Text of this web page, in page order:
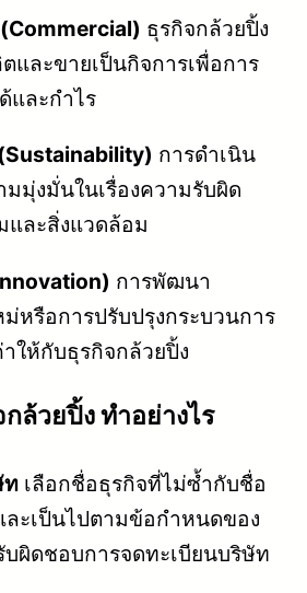
ธุรกิจกล้วยปิ้ง
และขายเป็นกิจการเพื่อการ
และกำไร
การดำเนิน
มุ่งมั่นในเรื่องความรับผิด
ละสิ่งแวดล้อม
การพัฒนา
หรือการปรับปรุงกระบวนการ
ให้กับธุรกิจกล้วยปิ้ง
ล้วยปิ้ง ทำอย่างไร
ท เลือกชื่อธุรกิจที่ไม่ซ้ำกับชื่อ
ะเป็นไปตามข้อกำหนดของ
ผิดชอบการจดทะเบียนบริษัท